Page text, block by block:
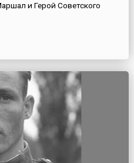
и Герой Советского